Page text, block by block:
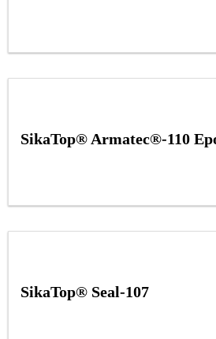
SikaTop® Armatec®-110
SikaTop® Seal-107